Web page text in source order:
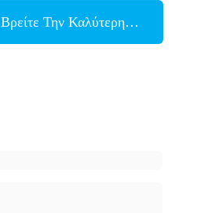
Βρείτε Την Καλύτερη Τιμή